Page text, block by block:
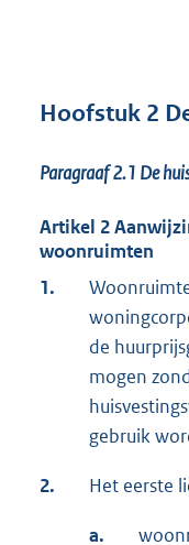
Hoofstuk 2
Paragraaf 2.1 De
Artikel 2
woonruimten
1.
de
mogen
gebruik
2. Het eerste
a.